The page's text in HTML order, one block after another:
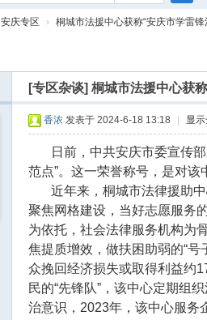
搜
安庆专区 › 桐城市法援中心获称“安庆市学雷锋
[专区杂谈] 桐城市法援中心获
香浓 发表于 2024-6-18 13:18 显
日前，中共安庆市委宣传
范点”。这一荣誉称号，是对
近年来，桐城市法律援助
聚焦网格建设，当好志愿服务
为依托，社会法律服务机构为
焦提质增效，做扶困助弱的“
众挽回经济损失或取得利益约
民的“先锋队”，该中心定期组
治意识，2023年，该中心服